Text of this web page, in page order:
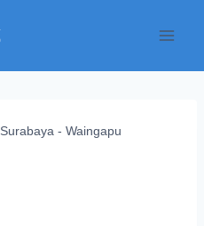
Surabaya - Waingapu